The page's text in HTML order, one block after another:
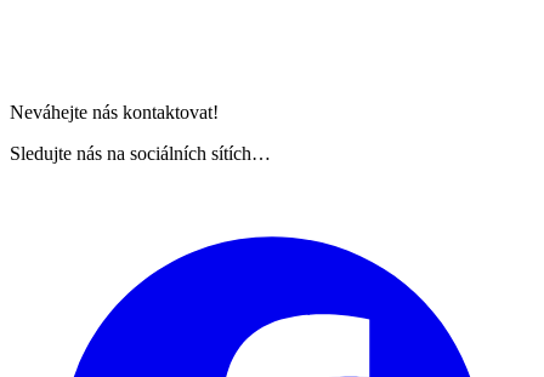
Neváhejte nás kontaktovat!
Sledujte nás na sociálních sítích…